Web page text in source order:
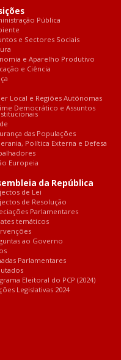
Pública
e Sectores Sociais
e Aparelho Produtivo
e Ciência
Local e Regiões Autónomas
Democrático e Assuntos
das Populações
Política Externa e Defesa
Europeia
da República
de Lei
de Resolução
Parlamentares
temáticos
ao Governo
Parlamentares
Eleitoral do PCP (2024)
Legislativas 2024